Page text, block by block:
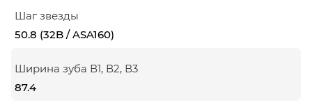
Шаг звезды
50.8 (32B / ASA160)
Ширина зуба В1, В2, В3
87.4